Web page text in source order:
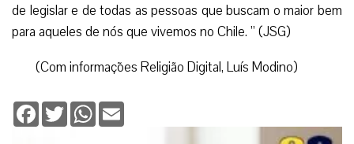
de legislar e de todas as pessoas que buscam o maior bem
para aqueles de nós que vivemos no Chile. ” (JSG)
(Com informações Religião Digital, Luís Modino)
Facebook
TwitterWhatsApp